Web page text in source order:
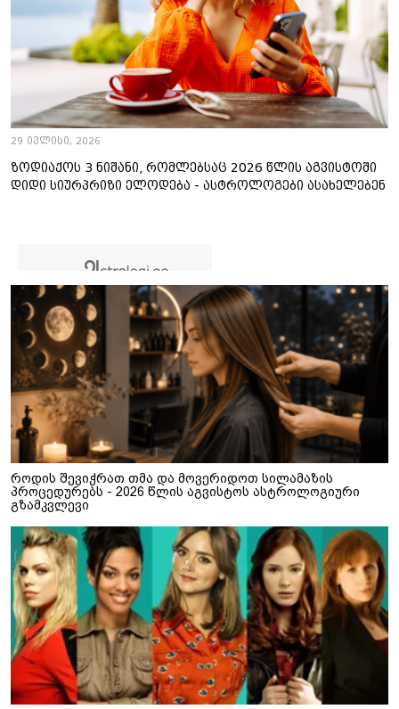
29 ივლისი, 2026
ზოდიაქოს 3 ნიშანი, რომლებსაც 2026 წლის აგვისტოში
დიდი სიურპრიზი ელოდება - ასტროლოგები ასახელებენ
როდის შევიჭრათ თმა და მოვერიდოთ სილამაზის
პროცედურებს - 2026 წლის აგვისტოს ასტროლოგიური
გზამკვლევი